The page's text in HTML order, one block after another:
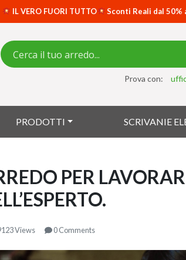
IL VERO FUORI TUTTO Sconti Reali dal
Prova con:
PRODOTTI SCRIVANIE
PER
Views 0 Comments